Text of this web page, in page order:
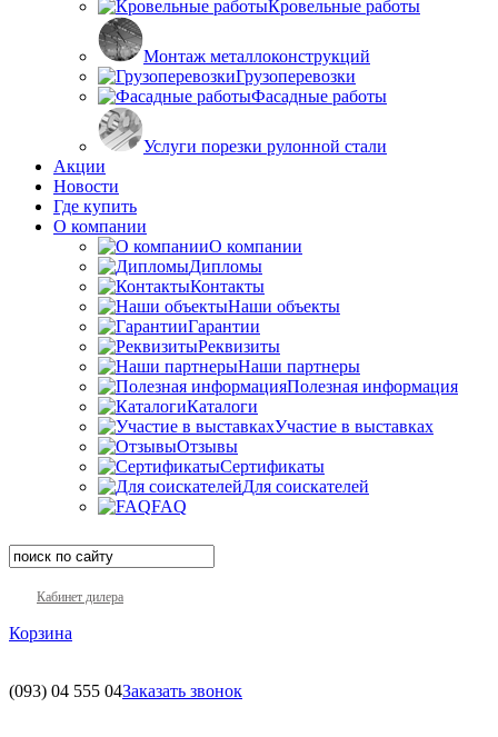
Кровельные работы
Монтаж металлоконструкций
Грузоперевозки
Фасадные работы
Услуги порезки рулонной стали
Акции
Новости
Где купить
О компании
О компании
Дипломы
Контакты
Наши объекты
Гарантии
Реквизиты
Наши партнеры
Полезная информация
Каталоги
Участие в выставках
Отзывы
Сертификаты
Для соискателей
FAQ
Кабинет дилера
Корзина
(093) 04 555 04Заказать звонок